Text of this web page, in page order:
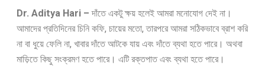
Dr. Aditya Hari –দাঁতে একটু ক্ষয় হলেই আমরা মনোযোগ দেই না।
আমাদের প্রতিদিনের চিনি কফি, চায়ের মতো, তারপরে আমরা সঠিকভাবে ব্রাশ করি
না বা ধুয়ে ফেলি না, খাবার দাঁতে আটকে যায় এবং দাঁতে ব্যথা হতে পারে। অথবা
মাড়িতে কিছু সংক্রমণ হতে পারে। এটি রক্তপাত এবং ব্যথা হতে পারে।